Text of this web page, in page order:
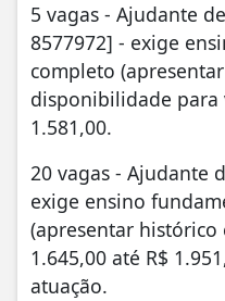
5 vagas - Ajudante
8577972] - exige
completo
disponibilidade para
1.581,00.
20 vagas - Ajudante
exige ensino
(apresentar histórico
1.645,00 até R$
atuação.